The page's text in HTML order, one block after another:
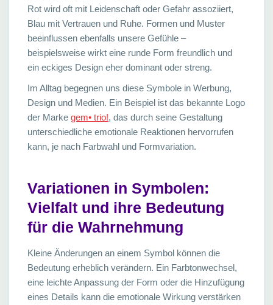
Rot wird oft mit Leidenschaft oder Gefahr assoziiert,
Blau mit Vertrauen und Ruhe. Formen und Muster
beeinflussen ebenfalls unsere Gefühle –
beispielsweise wirkt eine runde Form freundlich und
ein eckiges Design eher dominant oder streng.
Im Alltag begegnen uns diese Symbole in Werbung,
Design und Medien. Ein Beispiel ist das bekannte Logo
der Marke gem• trio!, das durch seine Gestaltung
unterschiedliche emotionale Reaktionen hervorrufen
kann, je nach Farbwahl und Formvariation.
Variationen in Symbolen:
Vielfalt und ihre Bedeutung
für die Wahrnehmung
Kleine Änderungen an einem Symbol können die
Bedeutung erheblich verändern. Ein Farbtonwechsel,
eine leichte Anpassung der Form oder die Hinzufügung
eines Details kann die emotionale Wirkung verstärken